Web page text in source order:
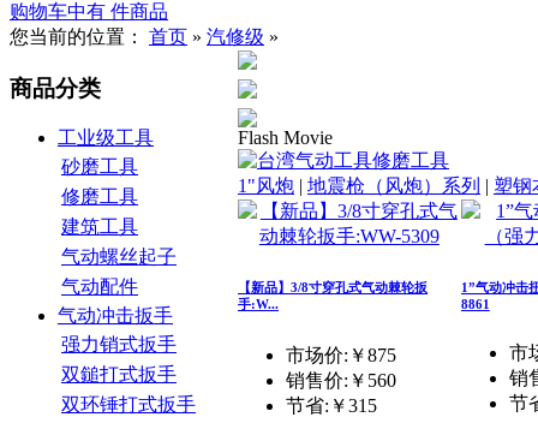
购物车中有 件商品
您当前的位置： 首页 » 汽修级 »
商品分类
工业级工具
砂磨工具
修磨工具
建筑工具
气动螺丝起子
气动配件
气动冲击扳手
强力销式扳手
双鎚打式扳手
双环锤打式扳手
Flash Movie
1"风炮 | 地震枪（风炮）系列 | 塑钢
【新品】3/8寸穿孔式气动棘轮扳
手:W...
市场价:￥875
销售价: ￥560
节省: ￥315
1”气动冲击
8861
市
销
节